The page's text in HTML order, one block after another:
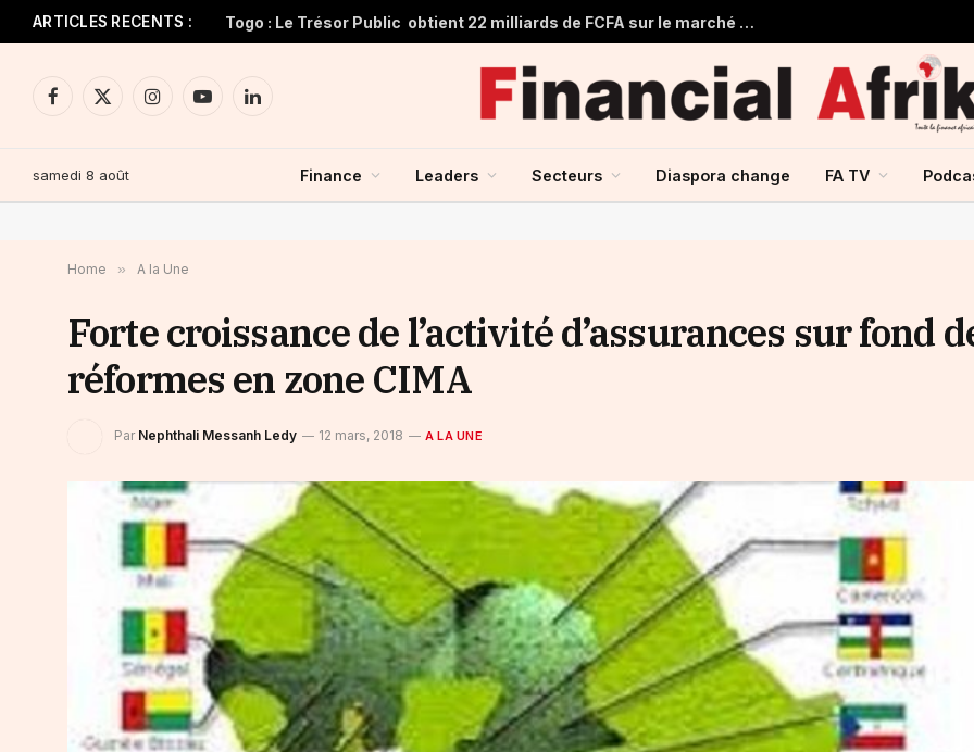
ARTICLES RECENTS : Togo : Le Trésor Public obtient 22 milliards de FCFA sur le marché financier de l’UMOA
Facebook
X
InstagramYouTubeLinkedIn
samedi 8 août Finance Leaders Secteurs Diaspora change FA TV
Home » A la Une
Forte croissance de l’activité d’assurances sur fond
réformes en zone CIMA
Par Nephthali Messanh Ledy 12 mars, 2018 A LA UNE